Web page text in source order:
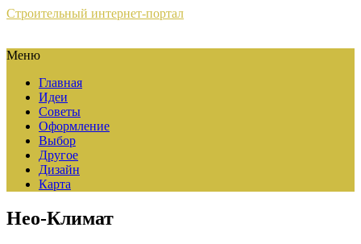
Строительный интернет-портал
Меню
Главная
Идеи
Советы
Оформление
Выбор
Другое
Дизайн
Карта
Нео-Климат